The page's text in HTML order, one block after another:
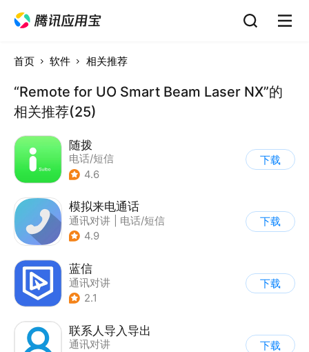
首页 软件 相关推荐
“Remote for UO Smart Beam Laser NX”的
相关推荐(25)
随拨
电话/短信
4.6
下载
模拟来电通话
通讯对讲
电话/短信
4.9
下载
蓝信
通讯对讲
2.1
下载
联系人导入导出
通讯对讲
下载